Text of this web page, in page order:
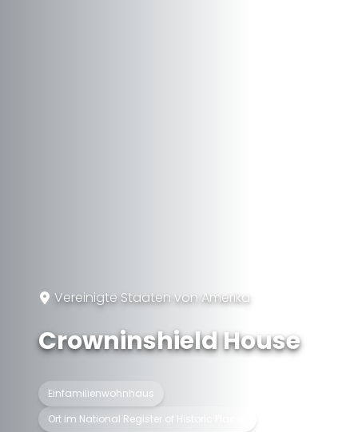
Vereinigte Staaten von Amerika
Crowninshield House
Einfamilienwohnhaus
Ort im National Register of Historic Places